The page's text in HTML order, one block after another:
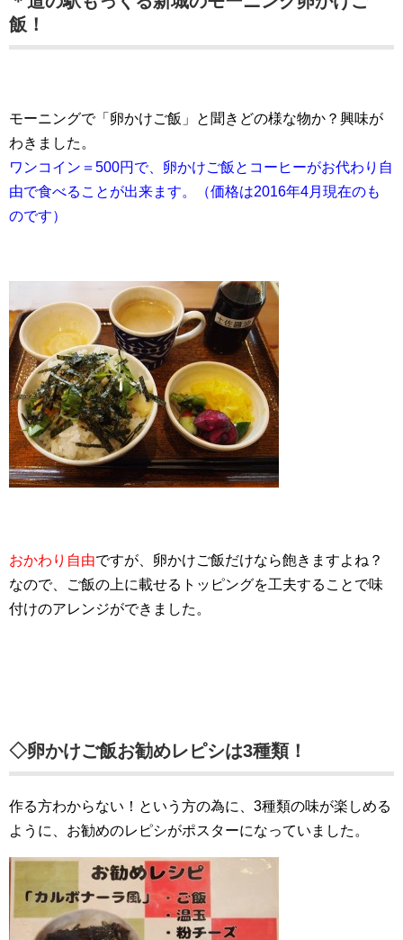
飯！
モーニングで「卵かけご飯」と聞きどの様な物か？興味が
わきました。
ワンコイン＝500円で、卵かけご飯とコーヒーがお代わり自
由で食べることが出来ます。（価格は2016年4月現在のも
のです）
おかわり自由ですが、卵かけご飯だけなら飽きますよね？
なので、ご飯の上に載せるトッピングを工夫することで味
付けのアレンジができました。
◇卵かけご飯お勧めレピシは3種類！
作る方わからない！という方の為に、3種類の味が楽しめる
ように、お勧めのレピシがポスターになっていました。